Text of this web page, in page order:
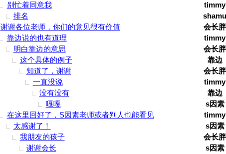
别忙着同意我 timmy
排名 shamu
谢谢各位老师，你们的意见很有价值 会长胖
靠边说的也有道理 timmy
明白靠边的意思 会长胖
这个具体的例子 靠边
知道了，谢谢 会长胖
一直没说 timmy
没有没有 靠边
嘎嘎 s因素
在这里回好了，S因素老师或者别人也能看见 timmy
太感谢了！ s因素
我朋友的孩子 会长胖
谢谢会长 s因素